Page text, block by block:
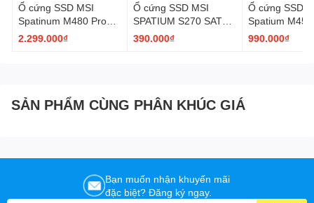
Ổ cứng SSD MSI
Spatinum M480 Pro
1TB | PCIe 4.0 NVMe
2.299.000₫
Ổ cứng SSD MSI
SPATIUM S270 SATA
2.5" 240GB
390.000₫
Ổ cứng SSD
Spatium
| PCIe 4.0
990.000₫
SẢN PHẨM CÙNG PHÂN KHÚC GIÁ
Bạn muốn nhận khuyến mãi
đặc biệt? Đăng ký ngay.